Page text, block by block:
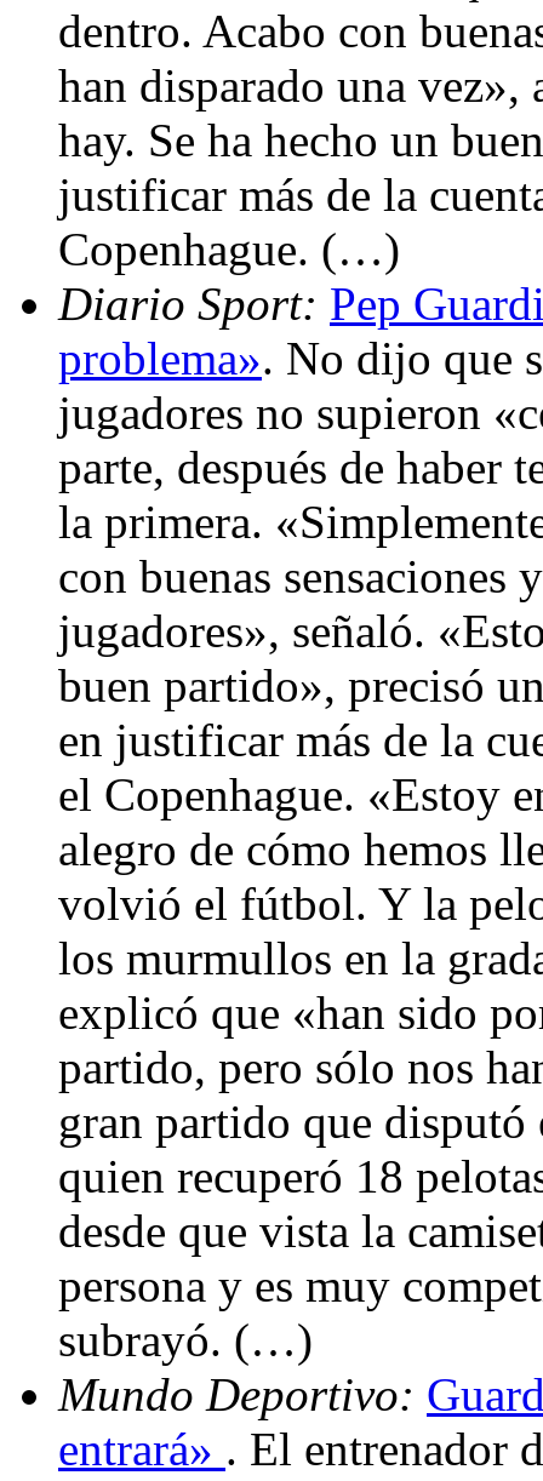
dentro. Acabo con
han disparado una vez»,
hay. Se ha hecho un
justificar más de la
Copenhague. (…)
Diario Sport: Pep
problema». No dijo que
jugadores no supieron
parte, después de haber
la primera.
con buenas sensaciones
jugadores», señaló.
buen partido», precisó
en justificar más de la
el Copenhague. «Estoy
alegro de cómo hemos
volvió el fútbol. Y la
los murmullos en la
explicó que «han sido
partido, pero sólo nos
gran partido que
quien recuperó 18
desde que vista la
persona y es muy
subrayó. (…)
Mundo Deportivo:
entrará» . El entrenador